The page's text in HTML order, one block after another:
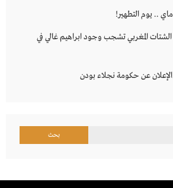
.. يوم التطهير!
المغربي تشجب وجود ابراهيم غالي في
عن حكومة نجلاء بودن